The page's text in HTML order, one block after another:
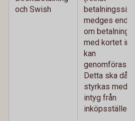
och Swish
betalningssätt
medges
om betalning
med kortet
kan
genomföras.
Detta ska då
styrkas med
intyg från
inköpsstället.)